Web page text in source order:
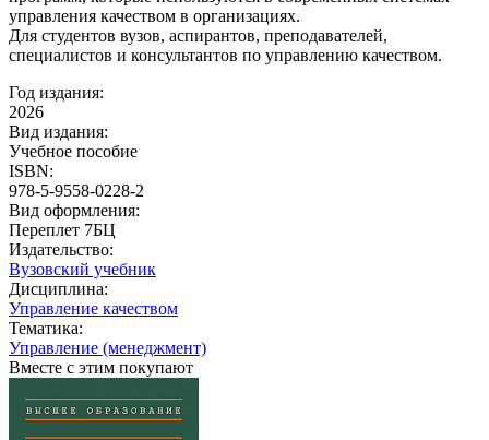
управления качеством в организациях.
Для студентов вузов, аспирантов, преподавателей,
специалистов и консультантов по управлению качеством.
Год издания:
2026
Вид издания:
Учебное пособие
ISBN:
978-5-9558-0228-2
Вид оформления:
Переплет 7БЦ
Издательство:
Вузовский учебник
Дисциплина:
Управление качеством
Тематика:
Управление (менеджмент)
Вместе с этим покупают